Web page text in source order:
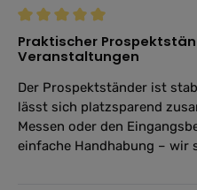
Bewertung mit 5 von 5
Praktischer
Veranstaltungen
Der Prospektständer ist
lässt sich platzsparend
Messen oder den
einfache Handhabung – wir